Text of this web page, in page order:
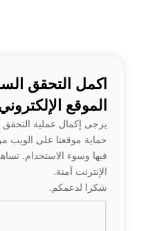
اكمل التحقق
الموقع
يرجى إكمال عملية التحقق
حماية موقعنا على الويب
فيها وسوء الاستخدام.
الإنترنت آمنة.
شكرا لدعمكم.